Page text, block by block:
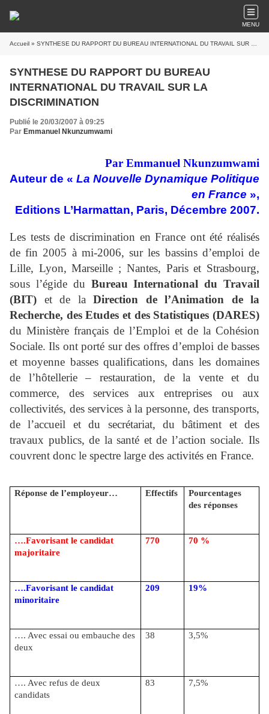
MENU
Accueil » SYNTHESE DU RAPPORT DU BUREAU INTERNATIONAL DU TRAVAIL SUR LA DISCRIMINATION
SYNTHESE DU RAPPORT DU BUREAU
INTERNATIONAL DU TRAVAIL SUR LA
DISCRIMINATION
Publié le 20/03/2007 à 09:25
Par Emmanuel Nkunzumwami
Par Emmanuel Nkunzumwami
Auteur de « La Nouvelle Dynamique Politique
en France »,
Editions L’Harmattan, Paris, Décembre 2007.
Les tests de discrimination en France ont été réalisés
de fin 2005 à mi-2006, sur les bassins d’emploi de
Lille, Lyon, Marseille ; Nantes, Paris et Strasbourg,
sous l’égide du Bureau International du Travail
(BIT) et de la Direction de l’Animation de la
Recherche, des Etudes et des Statistiques (DARES)
du Ministère français de l’Emploi et de la Cohésion
Sociale. Ils ont porté sur des offres d’emploi de basses
et moyenne basses qualifications, dans les domaines
de l’hôtellerie – restauration, de la vente et du
commerce, des services aux entreprises ou aux
collectivités, des services à la personne, des transports,
de l’accueil et du secrétariat, du bâtiment et des
travaux publics, de la santé et de l’action sociale. Ils
couvrent donc le spectre large des activités en France.
Réponse de l’employeur… Effectifs
Pourcentages
des réponses
….Favorisant le candidat
majoritaire
770 70 %
….Favorisant le candidat
minoritaire
209 19%
…. Avec essai ou embauche des
deux
38 3,5%
…. Avec refus de deux
candidats
83 7,5%